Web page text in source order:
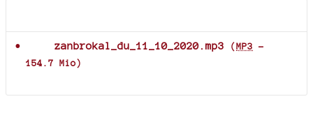
zanbrokal_du_11_10_2020.mp3 (MP3 -
154.7 Mio)